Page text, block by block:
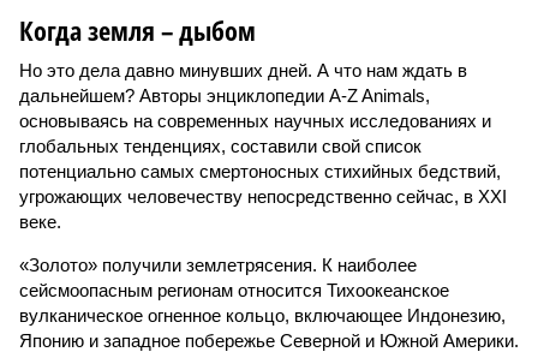
Когда земля – дыбом
Но это дела давно минувших дней. А что нам ждать в
дальнейшем? Авторы энциклопедии A-Z Animals,
основываясь на современных научных исследованиях и
глобальных тенденциях, составили свой список
потенциально самых смертоносных стихийных бедствий,
угрожающих человечеству непосредственно сейчас, в XXI
веке.
«Золото» получили землетрясения. К наиболее
сейсмоопасным регионам относится Тихоокеанское
вулканическое огненное кольцо, включающее Индонезию,
Японию и западное побережье Северной и Южной Америки.